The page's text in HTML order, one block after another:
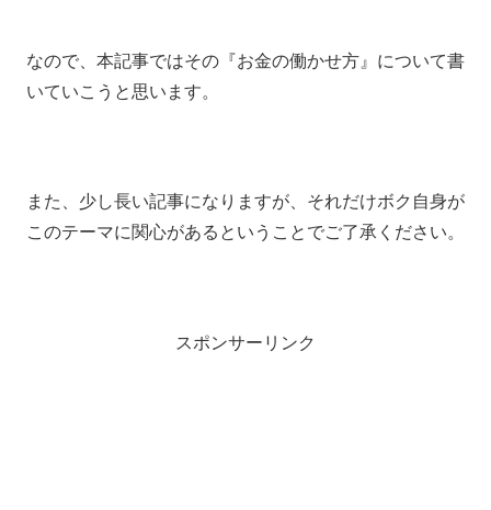
なので、本記事ではその『お金の働かせ方』について書
いていこうと思います。
また、少し長い記事になりますが、それだけボク自身が
このテーマに関心があるということでご了承ください。
スポンサーリンク